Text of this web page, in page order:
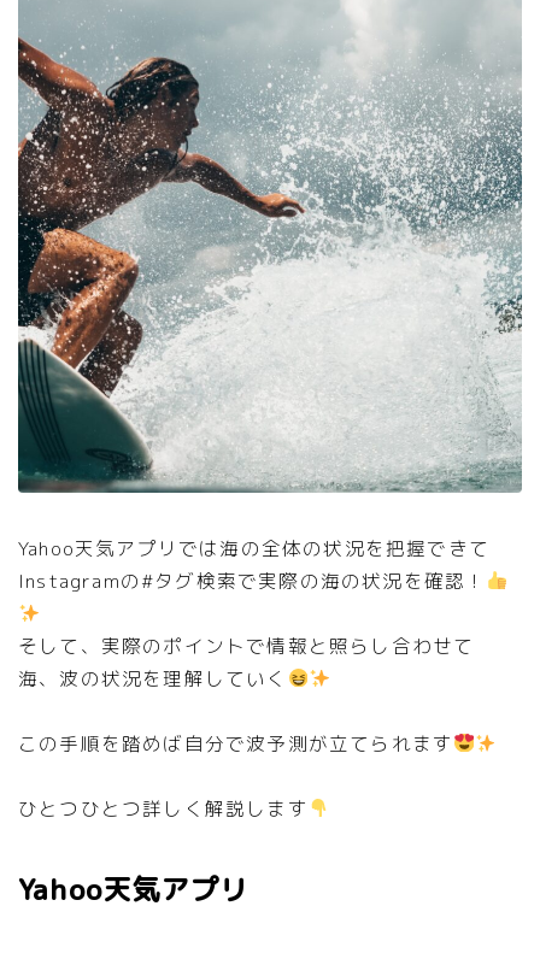
Yahoo天気アプリでは海の全体の状況を把握できて
Instagramの#タグ検索で実際の海の状況を確認！
そして、実際のポイントで情報と照らし合わせて
海、波の状況を理解していく
この手順を踏めば自分で波予測が立てられます
ひとつひとつ詳しく解説します
Yahoo天気アプリ